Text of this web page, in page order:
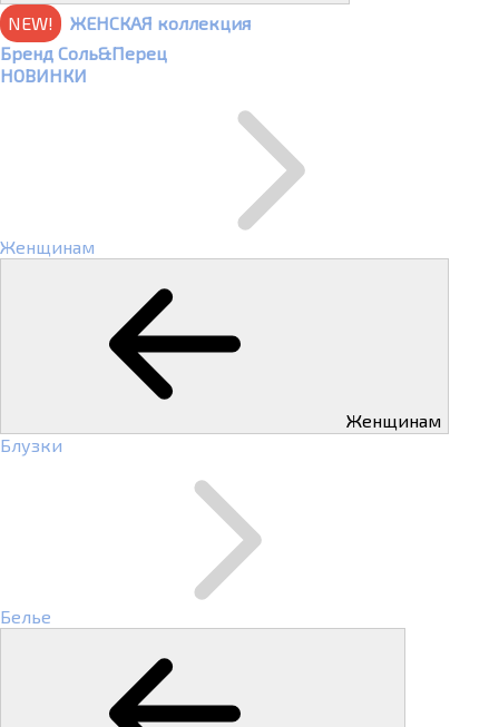
NEW!
ЖЕНСКАЯ коллекция
Бренд Соль&Перец
НОВИНКИ
Женщинам
Женщинам
Блузки
Белье